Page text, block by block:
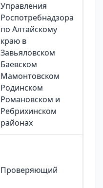
Управления
Роспотребнадзора
по Алтайскому
краю в
Завьяловском
Баевском
Мамонтовском
Родинском
Романовском и
Ребрихинском
районах
Проверяющий